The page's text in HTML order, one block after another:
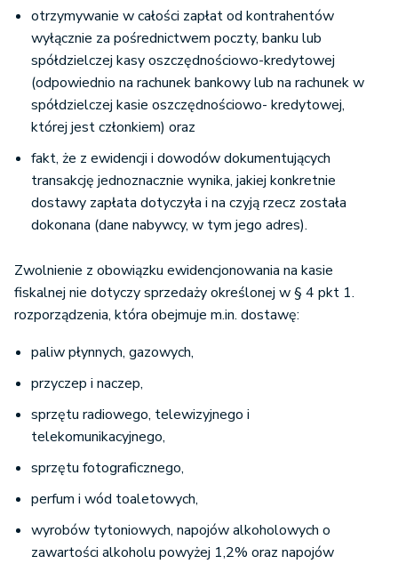
otrzymywanie w całości zapłat od kontrahentów
wyłącznie za pośrednictwem poczty, banku lub
spółdzielczej kasy oszczędnościowo-kredytowej
(odpowiednio na rachunek bankowy lub na rachunek w
spółdzielczej kasie oszczędnościowo- kredytowej,
której jest członkiem) oraz
fakt, że z ewidencji i dowodów dokumentujących
transakcję jednoznacznie wynika, jakiej konkretnie
dostawy zapłata dotyczyła i na czyją rzecz została
dokonana (dane nabywcy, w tym jego adres).
Zwolnienie z obowiązku ewidencjonowania na kasie
fiskalnej nie dotyczy sprzedaży określonej w § 4 pkt 1.
rozporządzenia, która obejmuje m.in. dostawę:
paliw płynnych, gazowych,
przyczep i naczep,
sprzętu radiowego, telewizyjnego i
telekomunikacyjnego,
sprzętu fotograficznego,
perfum i wód toaletowych,
wyrobów tytoniowych, napojów alkoholowych o
zawartości alkoholu powyżej 1,2% oraz napojów